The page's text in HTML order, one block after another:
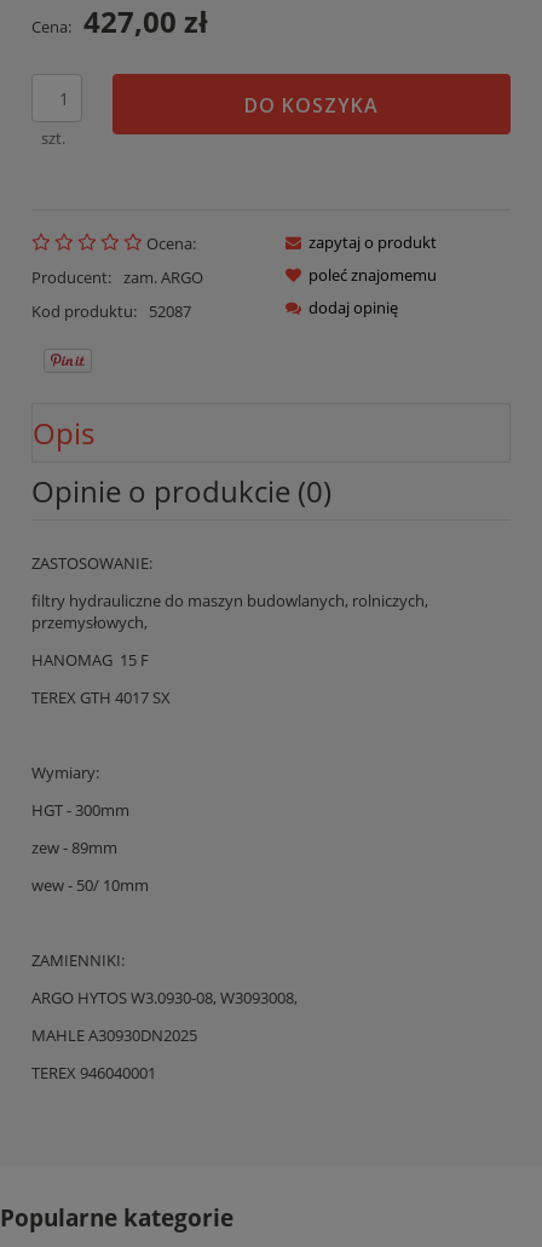
Cena: 427,00 zł
szt.
DO KOSZYKA
Ocena:
Producent: zam. ARGO
Kod produktu:
52087
zapytaj o produkt
poleć znajomemu
dodaj opinię
Opis
Opinie o produkcie (0)
ZASTOSOWANIE:
filtry hydrauliczne do maszyn budowlanych, rolniczych,
przemysłowych,
HANOMAG 15 F
TEREX GTH 4017 SX
Wymiary:
HGT - 300mm
zew - 89mm
wew - 50/ 10mm
ZAMIENNIKI:
ARGO HYTOS W3.0930-08, W3093008,
MAHLE A30930DN2025
TEREX 946040001
Popularne kategorie